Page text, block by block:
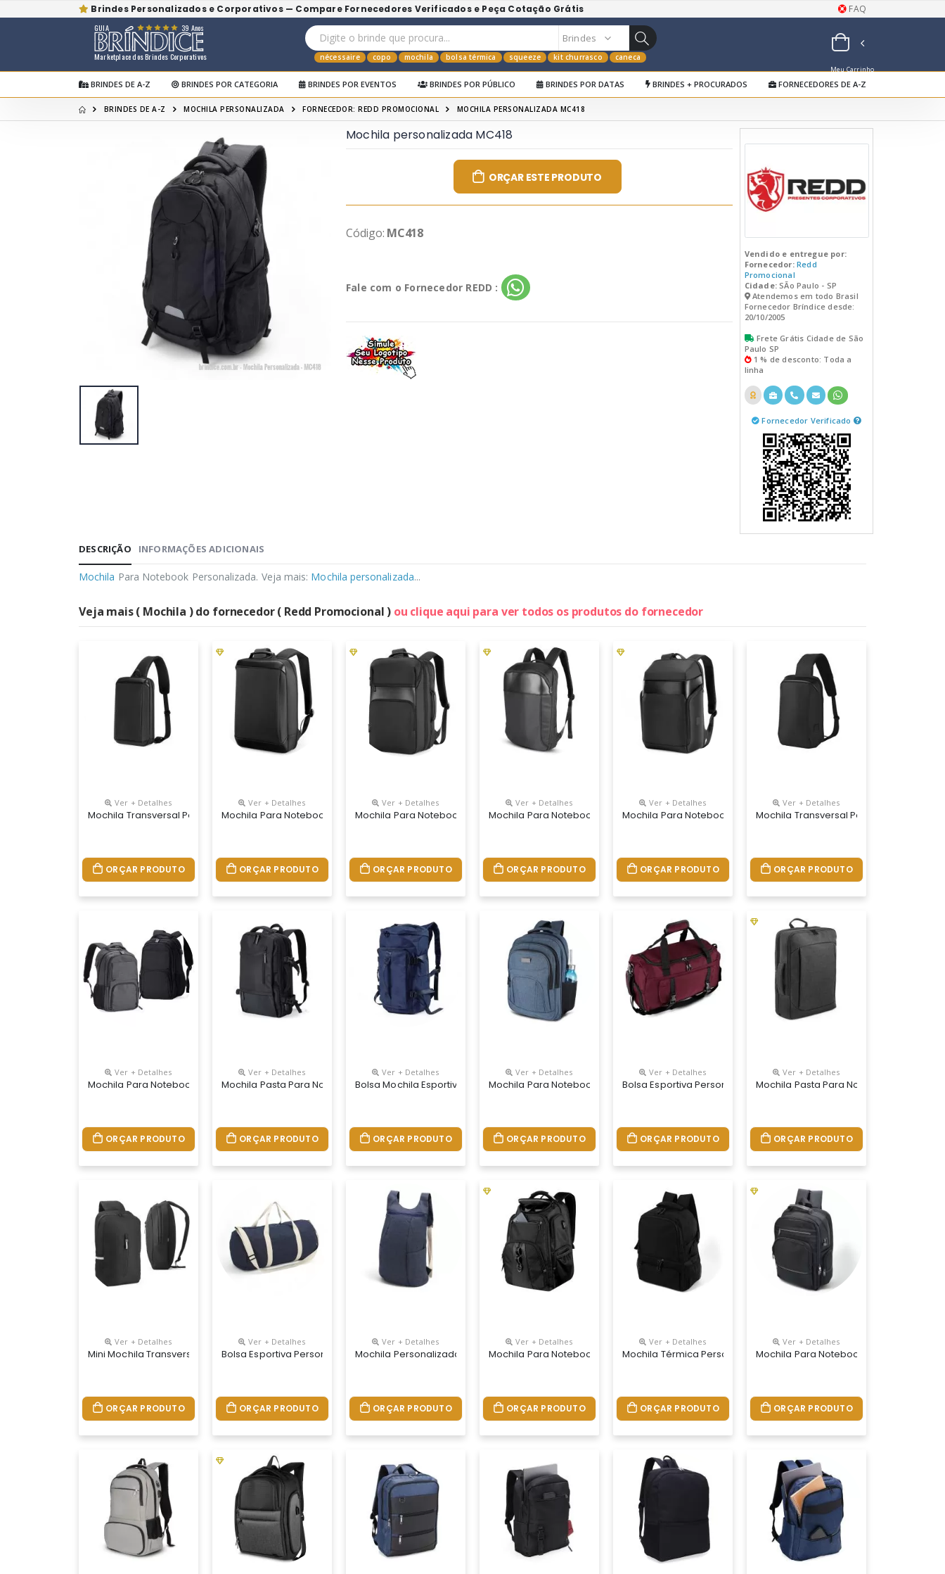
Brindes Personalizados e Corporativos — Compare Fornecedores Verificados e Peça Cotação Grátis FAQ
Marketplace dos Brindes Corporativos
GUIA 39 Anos
nécessaire copo mochila bolsa térmica squeeze kit churrasco caneca
Meu Carrinho
de Orçamentos
BRINDES DE A-Z BRINDES POR CATEGORIA BRINDES POR EVENTOS BRINDES POR PÚBLICO BRINDES POR DATAS BRINDES + PROCURADOS FORNECEDORES DE A-Z
BRINDES DE A-Z MOCHILA PERSONALIZADA FORNECEDOR: REDD PROMOCIONAL MOCHILA PERSONALIZADA MC418
Mochila personalizada MC418
ORÇAR ESTE PRODUTO
Código: MC418
Fale com o Fornecedor REDD :
Vendido e entregue por:
Fornecedor: Redd
Promocional
Cidade:SÃo Paulo - SP
Atendemos em todo Brasil
Fornecedor Bríndice desde:
20/10/2005
Frete Grátis Cidade de São
Paulo SP
1 % de desconto: Toda a
linha
Fornecedor Verificado
DESCRIÇÃO INFORMAÇÕES ADICIONAIS
Mochila Para Notebook Personalizada. Veja mais: Mochila personalizada...
Veja mais ( Mochila ) do fornecedor ( Redd Promocional ) ou clique aqui para ver todos os produtos do fornecedor
Ver + Detalhes
Mochila Transversal Personalizada
ORÇAR PRODUTO
Ver + Detalhes
Mochila Para Notebook Personalizada
ORÇAR PRODUTO
Ver + Detalhes
Mochila Para Notebook Personalizada
ORÇAR PRODUTO
Ver + Detalhes
Mochila Para Notebook Personalizada
ORÇAR PRODUTO
Ver + Detalhes
Mochila Para Notebook Personalizada
ORÇAR PRODUTO
Ver + Detalhes
Mochila Transversal Personalizada
ORÇAR PRODUTO
Ver + Detalhes
Mochila Para Notebook Personalizada
ORÇAR PRODUTO
Ver + Detalhes
Mochila Pasta Para Notebook Personalizada
ORÇAR PRODUTO
Ver + Detalhes
Bolsa Mochila Esportiva Personalizada
ORÇAR PRODUTO
Ver + Detalhes
Mochila Para Notebook Personalizada
ORÇAR PRODUTO
Ver + Detalhes
Bolsa Esportiva Personalizada
ORÇAR PRODUTO
Ver + Detalhes
Mochila Pasta Para Notebook
ORÇAR PRODUTO
Ver + Detalhes
Mini Mochila Transversal Personalizada
ORÇAR PRODUTO
Ver + Detalhes
Bolsa Esportiva Personalizada
ORÇAR PRODUTO
Ver + Detalhes
Mochila Personalizada
ORÇAR PRODUTO
Ver + Detalhes
Mochila Para Notebook Personalizada
ORÇAR PRODUTO
Ver + Detalhes
Mochila Térmica Personalizada
ORÇAR PRODUTO
Ver + Detalhes
Mochila Para Notebook Personalizada
ORÇAR PRODUTO